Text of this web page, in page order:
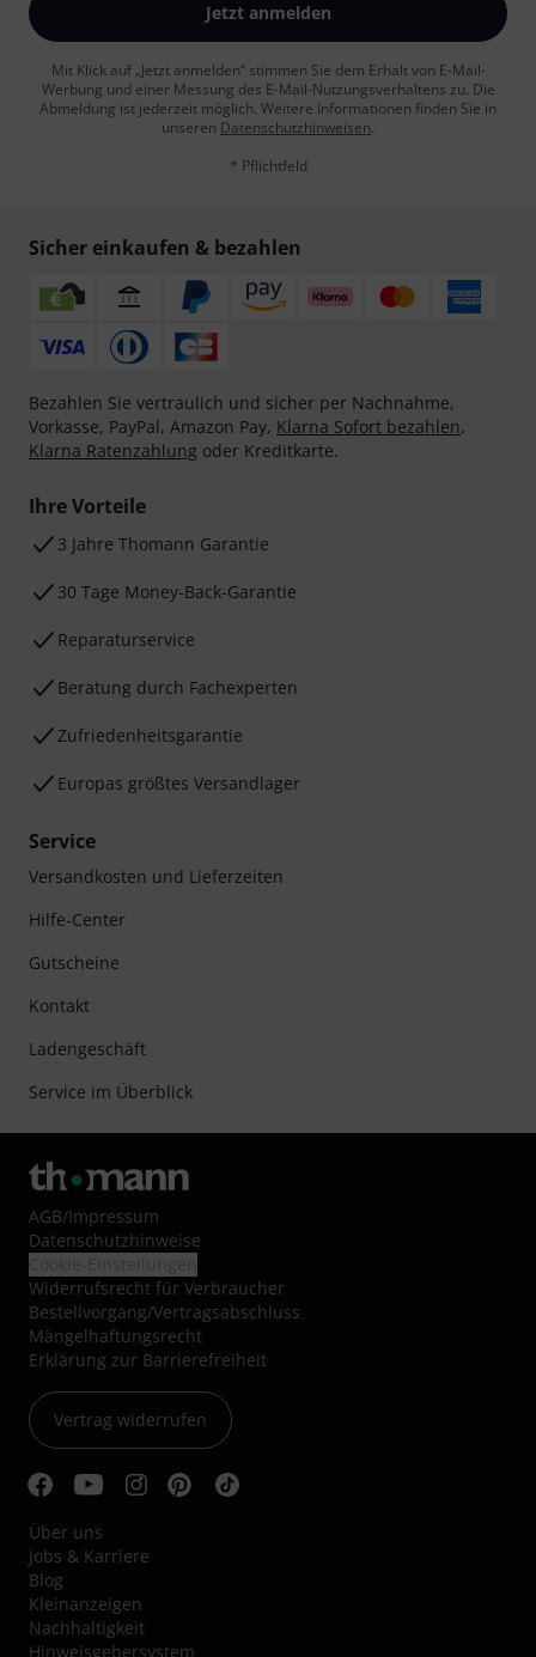
Jetzt anmelden
Mit Klick auf „Jetzt anmelden“ stimmen Sie dem Erhalt von E-Mail-
Werbung und einer Messung des E-Mail-Nutzungsverhaltens zu. Die
Abmeldung ist jederzeit möglich. Weitere Informationen finden Sie in
unseren Datenschutzhinweisen.
* Pflichtfeld
Sicher einkaufen & bezahlen
Bezahlen Sie vertraulich und sicher per Nachnahme,
Vorkasse, PayPal, Amazon Pay, Klarna Sofort bezahlen,
Klarna Ratenzahlung oder Kreditkarte.
Ihre Vorteile
3 Jahre Thomann Garantie
30 Tage Money-Back-Garantie
Reparaturservice
Beratung durch Fachexperten
Zufriedenheitsgarantie
Europas größtes Versandlager
Service
Versandkosten und Lieferzeiten
Hilfe-Center
Gutscheine
Kontakt
Ladengeschäft
Service im Überblick
AGB/Impressum
Datenschutzhinweise
Widerrufsrecht für Verbraucher
Bestellvorgang/Vertragsabschluss
Mängelhaftungsrecht
Erklärung zur Barrierefreiheit
Vertrag widerrufen
Über uns
Jobs & Karriere
Blog
Kleinanzeigen
Nachhaltigkeit
Hinweisgebersystem